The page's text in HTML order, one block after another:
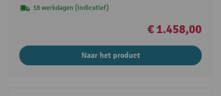
18 werkdagen (indicatief)
€ 1.458,00
Naar het product